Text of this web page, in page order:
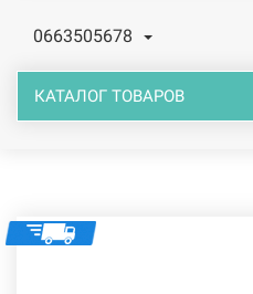
0663505678
КАТАЛОГ ТОВАРОВ